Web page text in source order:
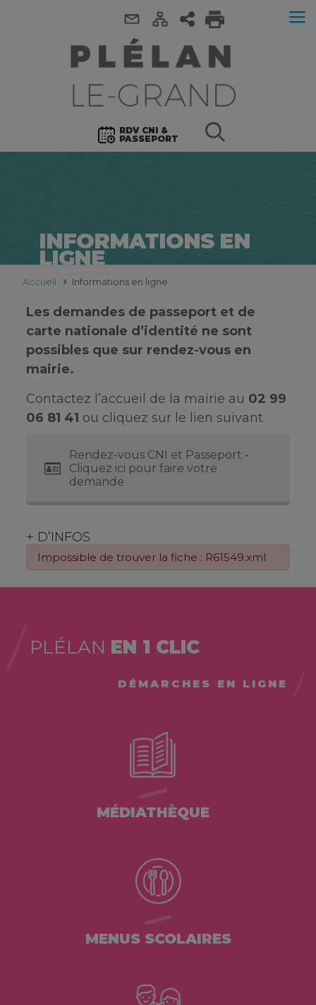
RDV CNI &
PASSEPORT
INFORMATIONS EN
LIGNE
Accueil Informations en ligne
Les demandes de passeport et de
carte nationale d’identité ne sont
possibles que sur rendez-vous en
mairie.
Contactez l’accueil de la mairie au 02 99
06 81 41 ou cliquez sur le lien suivant.
Rendez-vous CNI et Passeport -
Cliquez ici pour faire votre
demande
+ D’INFOS
Impossible de trouver la fiche : R61549.xml
PLÉLAN EN 1 CLIC
DÉMARCHES EN LIGNE
MÉDIATHÈQUE
MENUS SCOLAIRES